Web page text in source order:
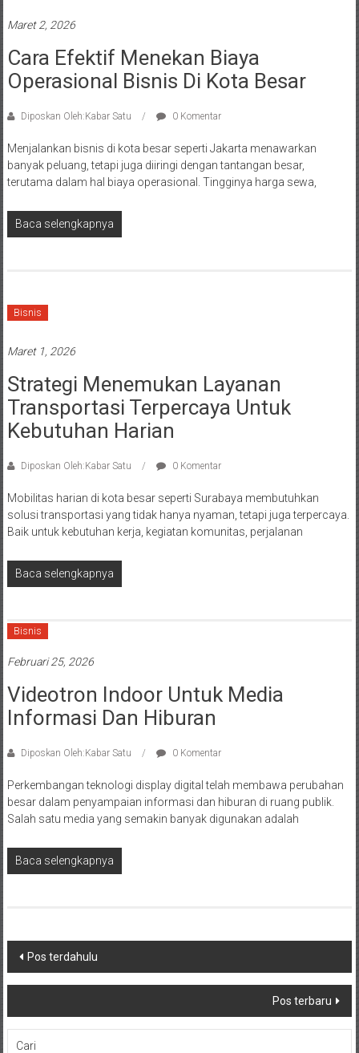
Maret 2, 2026
Cara Efektif Menekan Biaya
Operasional Bisnis Di Kota Besar
Diposkan Oleh:Kabar Satu 0 Komentar
Menjalankan bisnis di kota besar seperti Jakarta menawarkan
banyak peluang, tetapi juga diiringi dengan tantangan besar,
terutama dalam hal biaya operasional. Tingginya harga sewa,
Baca selengkapnya
Bisnis
Maret 1, 2026
Strategi Menemukan Layanan
Transportasi Terpercaya Untuk
Kebutuhan Harian
Diposkan Oleh:Kabar Satu 0 Komentar
Mobilitas harian di kota besar seperti Surabaya membutuhkan
solusi transportasi yang tidak hanya nyaman, tetapi juga terpercaya.
Baik untuk kebutuhan kerja, kegiatan komunitas, perjalanan
Baca selengkapnya
Bisnis
Februari 25, 2026
Videotron Indoor Untuk Media
Informasi Dan Hiburan
Diposkan Oleh:Kabar Satu 0 Komentar
Perkembangan teknologi display digital telah membawa perubahan
besar dalam penyampaian informasi dan hiburan di ruang publik.
Salah satu media yang semakin banyak digunakan adalah
Baca selengkapnya
Navigasi
pos
Pos terdahulu
Pos terbaru
Cari